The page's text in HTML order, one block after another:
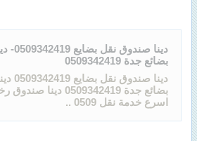
دينا
بضائع جدة 0509342419
دينا
اسرع خدمة نقل 0509 ..